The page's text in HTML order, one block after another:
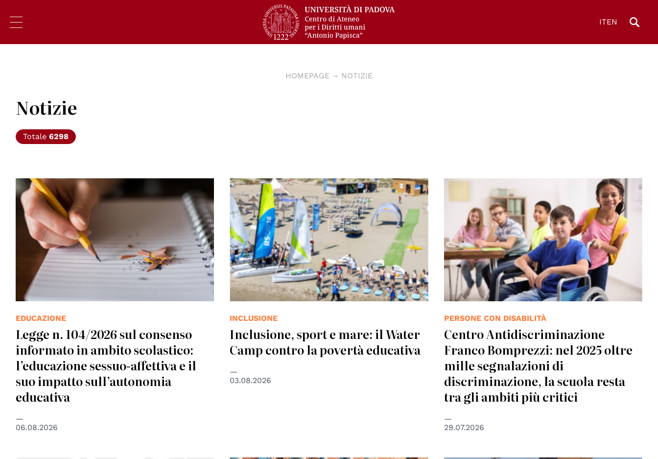
ITEN
HOMEPAGE NOTIZIE
Notizie
Totale 6298
© CC
EDUCAZIONE
Legge n. 104/2026 sul consenso
informato in ambito scolastico:
l’educazione sessuo-affettiva e il
suo impatto sull’autonomia
educativa
06.08.2026
© Waterworld
INCLUSIONE
Inclusione, sport e mare: il Water
Camp contro la povertà educativa
03.08.2026
PERSONE CON DISABILITÀ
Centro Antidiscriminazione
Franco Bomprezzi: nel 2025 oltre
mille segnalazioni di
discriminazione, la scuola resta
tra gli ambiti più critici
29.07.2026